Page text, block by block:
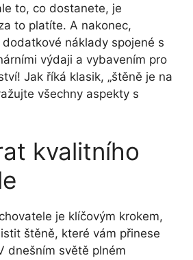
to, co dostanete, je
to platíte. A nakonec,
náklady spojené s
výdaji a vybavením pro
Jak říká klasik, „štěně je na
všechny aspekty s
kvalitního
je klíčovým krokem,
štěně, které vám přinese
dnešním světě plném